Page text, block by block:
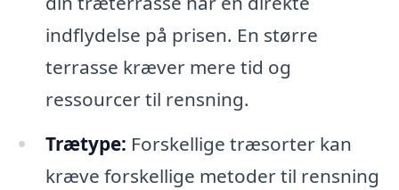
indflydelse på prisen. En større
terrasse kræver mere tid og
ressourcer til rensning.
Trætype: Forskellige træsorter kan
kræve forskellige metoder til rensning